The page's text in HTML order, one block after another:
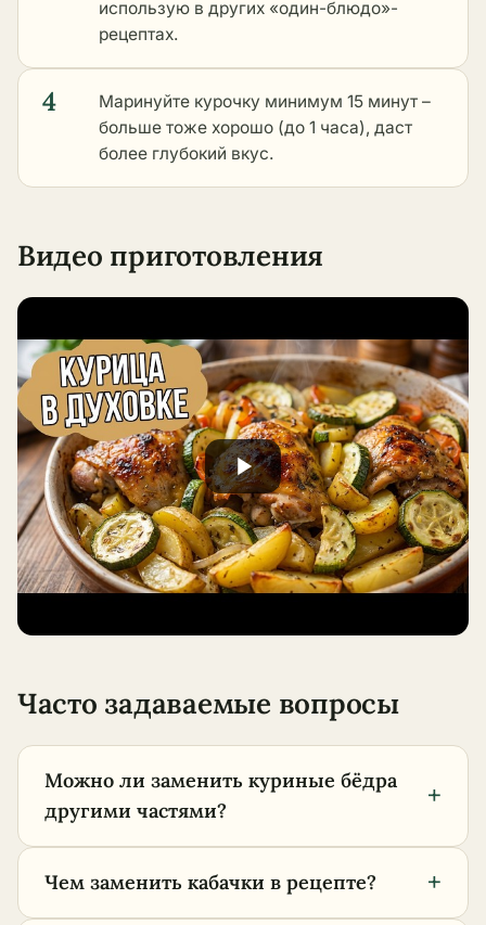
использую в других «один-блюдо»-
рецептах.
4
Маринуйте курочку минимум 15 минут –
больше тоже хорошо (до 1 часа), даст
более глубокий вкус.
Видео приготовления
Часто задаваемые вопросы
Можно ли заменить куриные бёдра
другими частями?
+
Чем заменить кабачки в рецепте? +